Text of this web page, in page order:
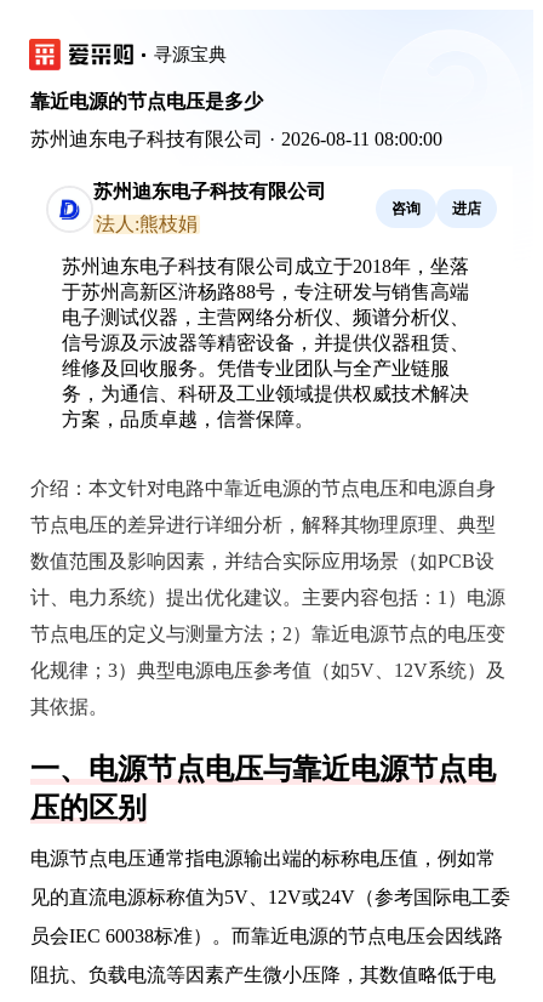
寻源宝典
靠近电源的节点电压是多少
苏州迪东电子科技有限公司 · 2026-08-11 08:00:00
苏州迪东电子科技有限公司
法人:熊枝娟
咨询 进店
苏州迪东电子科技有限公司成立于2018年，坐落
于苏州高新区浒杨路88号，专注研发与销售高端
电子测试仪器，主营网络分析仪、频谱分析仪、
信号源及示波器等精密设备，并提供仪器租赁、
维修及回收服务。凭借专业团队与全产业链服
务，为通信、科研及工业领域提供权威技术解决
方案，品质卓越，信誉保障。
介绍： 本文针对电路中靠近电源的节点电压和电源自身
节点电压的差异进行详细分析，解释其物理原理、典型
数值范围及影响因素，并结合实际应用场景（如PCB设
计、电力系统）提出优化建议。主要内容包括：1）电源
节点电压的定义与测量方法；2）靠近电源节点的电压变
化规律；3）典型电源电压参考值（如5V、12V系统）及
其依据。
一、电源节点电压与靠近电源节点电
压的区别
电源节点电压通常指电源输出端的标称电压值，例如常
见的直流电源标称值为5V、12V或24V（参考国际电工委
员会IEC 60038标准）。而靠近电源的节点电压会因线路
阻抗、负载电流等因素产生微小压降，其数值略低于电